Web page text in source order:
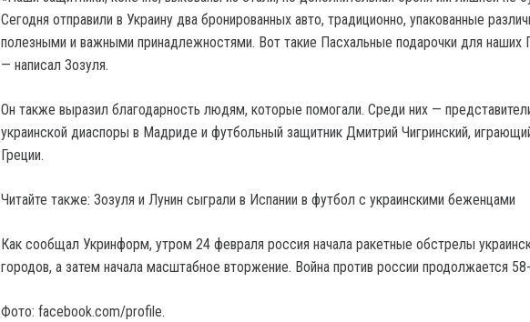
Сегодня отправили в Украину два бронированных авто, традиционно, упакованные
полезными и важными принадлежностями. Вот такие Пасхальные подарочки для наших
— написал Зозуля.
Он также выразил благодарность людям, которые помогали. Среди них —
украинской диаспоры в Мадриде и футбольный защитник Дмитрий Чигринский,
Греции.
Читайте также: Зозуля и Лунин сыграли в Испании в футбол с украинскими беженцами
Как сообщал Укринформ, утром 24 февраля россия начала ракетные обстрелы
городов, а затем начала масштабное вторжение. Война против россии продолжается
Фото: facebook.com/profile.